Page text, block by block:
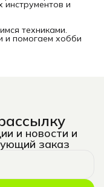
инструментов и
техниками.
и помогаем хобби
и новости и
заказ